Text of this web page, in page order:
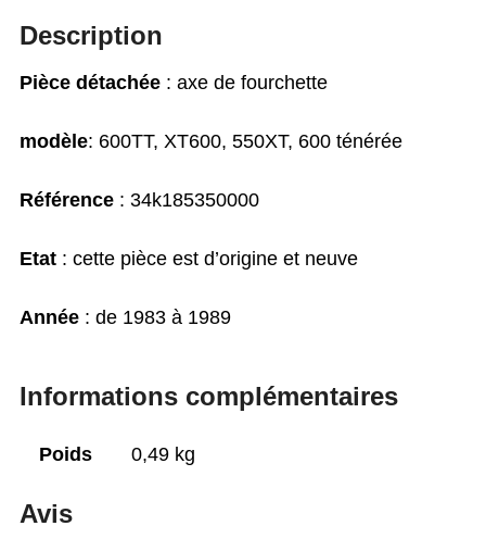
Description
Pièce détachée : axe de fourchette
modèle: 600TT, XT600, 550XT, 600 ténérée
Référence : 34k185350000
Etat : cette pièce est d’origine et neuve
Année : de 1983 à 1989
Informations complémentaires
Poids 0,49 kg
Avis